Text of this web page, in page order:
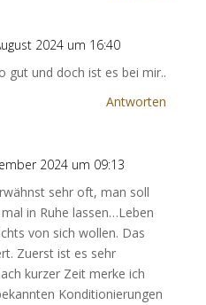
2024 um 16:40
gut und doch ist es bei mir..
Antworten
2024 um 09:13
sehr oft, man soll
in Ruhe lassen…Leben
von sich wollen. Das
Zuerst ist es sehr
kurzer Zeit merke ich
Konditionierungen